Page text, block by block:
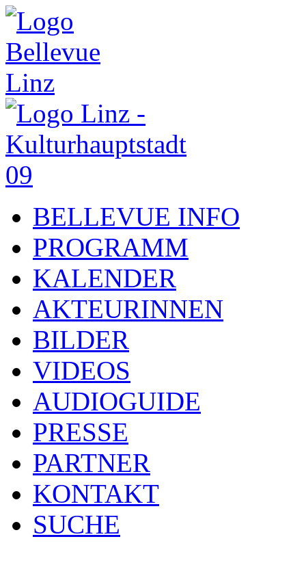
BELLEVUE INFO
PROGRAMM
KALENDER
AKTEURINNEN
BILDER
VIDEOS
AUDIOGUIDE
PRESSE
PARTNER
KONTAKT
SUCHE